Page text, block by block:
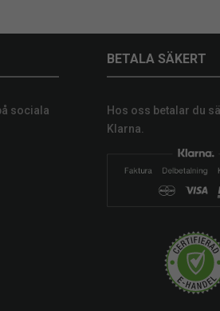
sociala
BETALA SÄKERT
Hos oss betalar du
Klarna.